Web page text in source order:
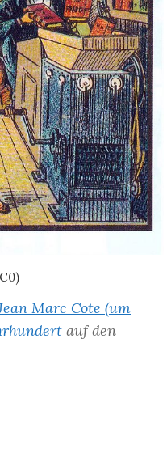
Marc Cote (um
auf den